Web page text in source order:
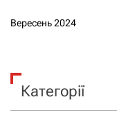
Вересень 2024
Категорії